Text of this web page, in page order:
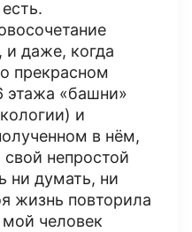
и даже, когда
прекрасном
этажа «башни»
и
в нём,
непростой
ни думать, ни
жизнь повторила
мой человек